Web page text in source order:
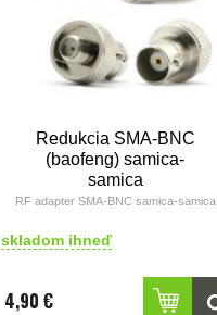
Redukcia SMA-BNC
(baofeng) samica-
samica
RF adapter SMA-BNC samica-samica
skladom ihneď
4,90 €